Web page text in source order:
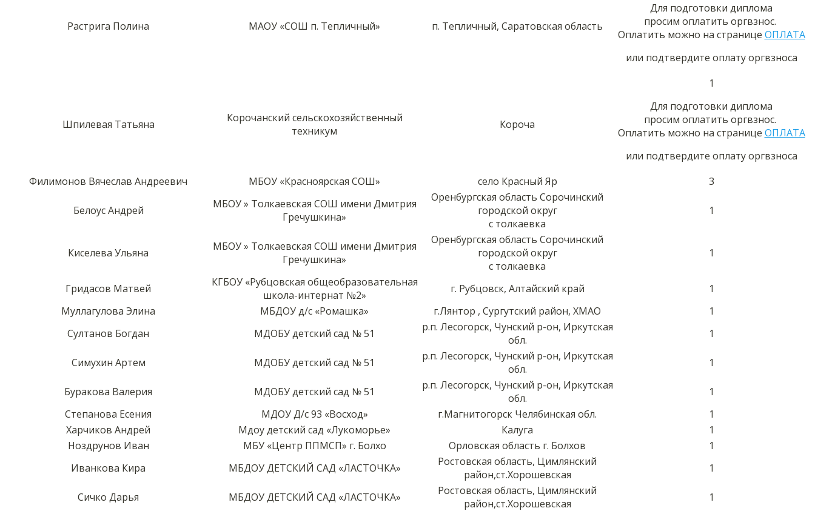
Растрига Полина МАОУ «СОШ п. Тепличный» п. Тепличный, Саратовская область
Для подготовки диплома
просим оплатить оргвзнос.
Оплатить можно на странице ОПЛАТА
или подтвердите оплату оргвзноса
Шпилевая Татьяна
Корочанский сельскохозяйственный
техникум
Короча
1
Для подготовки диплома
просим оплатить оргвзнос.
Оплатить можно на странице ОПЛАТА
или подтвердите оплату оргвзноса
Филимонов Вячеслав Андреевич
МБОУ «Красноярская СОШ» село Красный Яр 3
Белоус Андрей
МБОУ » Толкаевская СОШ имени Дмитрия
Гречушкина»
Оренбургская область Сорочинский
городской округ
с толкаевка
1
Киселева Ульяна
МБОУ » Толкаевская СОШ имени Дмитрия
Гречушкина»
Оренбургская область Сорочинский
городской округ
с толкаевка
1
Гридасов Матвей
КГБОУ «Рубцовская общеобразовательная
школа-интернат №2»
г. Рубцовск, Алтайский край
1
Муллагулова Элина
МБДОУ д/с «Ромашка» г.Лянтор , Сургутский район, ХМАО
1
Султанов Богдан
МДОБУ детский сад № 51
р.п. Лесогорск, Чунский р-он, Иркутская
обл.
1
Симухин Артем МДОБУ детский сад № 51
р.п. Лесогорск, Чунский р-он, Иркутская
обл.
1
Буракова Валерия МДОБУ детский сад № 51
р.п. Лесогорск, Чунский р-он, Иркутская
обл.
1
Степанова Есения
МДОУ Д/с 93 «Восход» г.Магнитогорск Челябинская обл.
1
Харчиков Андрей
Мдоу детский сад «Лукоморье» Калуга
1
Ноздрунов Иван
МБУ «Центр ППМСП» г. Болхо Орловская область г. Болхов
1
Иванкова Кира
МБДОУ ДЕТСКИЙ САД «ЛАСТОЧКА»
Ростовская область, Цимлянский
район,ст.Хорошевская
1
Сичко Дарья МБДОУ ДЕТСКИЙ САД «ЛАСТОЧКА»
Ростовская область, Цимлянский
район,ст.Хорошевская
1